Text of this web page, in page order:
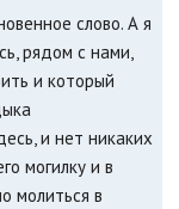
слово. А я
рядом с нами,
и который
и нет никаких
могилку и в
молиться в